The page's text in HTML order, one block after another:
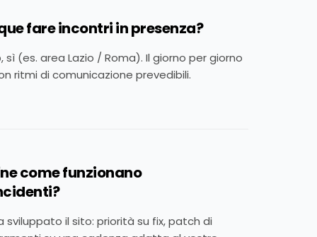
fare incontri in presenza?
(es. area Lazio / Roma). Il giorno per giorno
ritmi di comunicazione prevedibili.
come funzionano
il sito: priorità su fix, patch di